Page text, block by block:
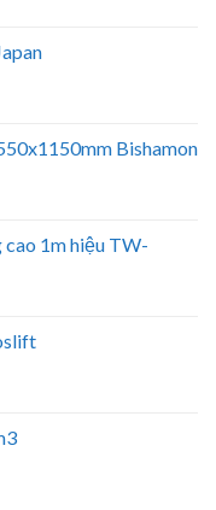
Bishamon
cao 1m hiệu TW-